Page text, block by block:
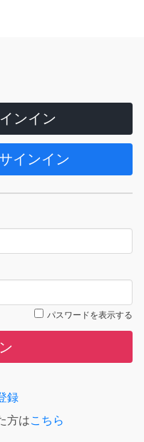
ンイン
インイン
パスワードを表示する
録
方はこちら